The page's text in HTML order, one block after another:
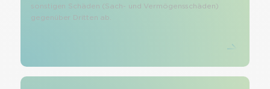
sonstigen Schäden (Sach- und Vermögensschäden)
gegenüber Dritten ab.